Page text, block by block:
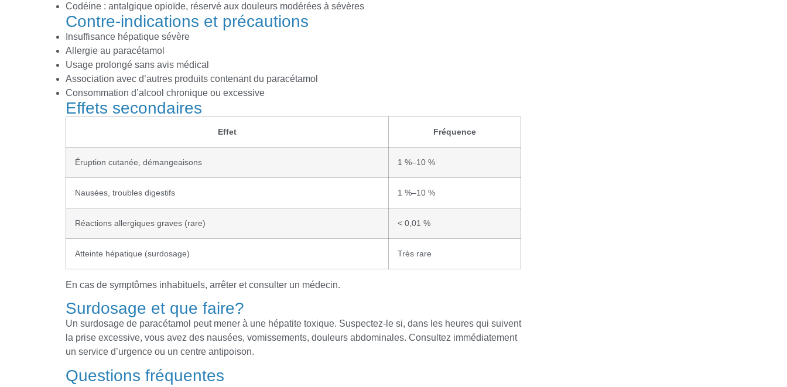
Codéine : antalgique opioïde, réservé aux douleurs modérées à sévères
Contre-indications et précautions
Insuffisance hépatique sévère
Allergie au paracétamol
Usage prolongé sans avis médical
Association avec d’autres produits contenant du paracétamol
Consommation d’alcool chronique ou excessive
Effets secondaires
Effet Fréquence
Éruption cutanée, démangeaisons 1 %–10 %
Nausées, troubles digestifs 1 %–10 %
Réactions allergiques graves (rare) < 0,01 %
Atteinte hépatique (surdosage) Très rare
En cas de symptômes inhabituels, arrêter et consulter un médecin.
Surdosage et que faire?
Un surdosage de paracétamol peut mener à une hépatite toxique. Suspectez-le si, dans les heures qui suivent
la prise excessive, vous avez des nausées, vomissements, douleurs abdominales. Consultez immédiatement
un service d’urgence ou un centre antipoison.
Questions fréquentes